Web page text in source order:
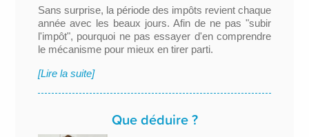
Sans surprise, la période des impôts revient chaque
année avec les beaux jours. Afin de ne pas "subir
l'impôt", pourquoi ne pas essayer d'en comprendre
le mécanisme pour mieux en tirer parti.
[Lire la suite]
Que déduire ?